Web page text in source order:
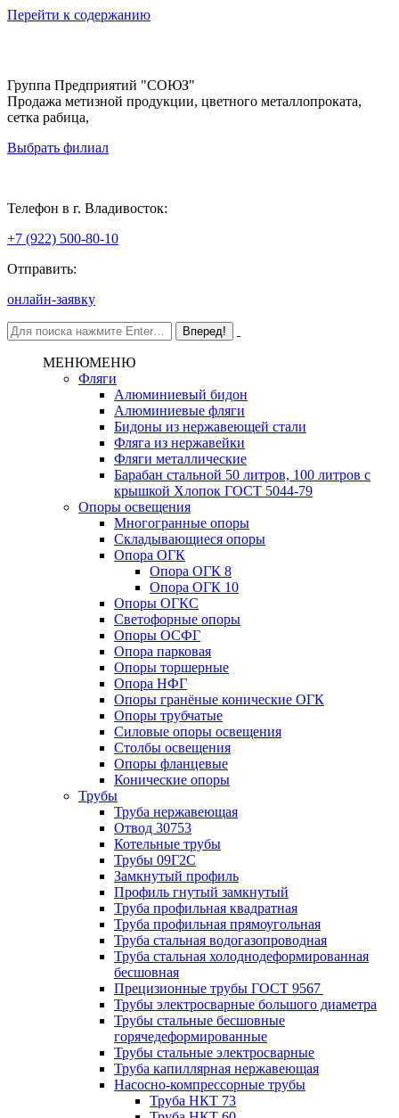
Перейти к содержанию
Группа Предприятий "СОЮЗ"
Продажа метизной продукции, цветного металлопроката,
сетка рабица,
Выбрать филиал
Телефон в г. Владивосток:
+7 (922) 500-80-10
Отправить:
онлайн-заявку
МЕНЮМЕНЮ
Фляги
Алюминиевый бидон
Алюминиевые фляги
Бидоны из нержавеющей стали
Фляга из нержавейки
Фляги металлические
Барабан стальной 50 литров, 100 литров с
крышкой Хлопок ГОСТ 5044-79
Опоры освещения
Многогранные опоры
Складывающиеся опоры
Опора ОГК
Опора ОГК 8
Опора ОГК 10
Опоры ОГКС
Светофорные опоры
Опоры ОСФГ
Опора парковая
Опоры торшерные
Опора НФГ
Опоры гранёные конические ОГК
Опоры трубчатые
Силовые опоры освещения
Столбы освещения
Опоры фланцевые
Конические опоры
Трубы
Труба нержавеющая
Отвод 30753
Котельные трубы
Трубы 09Г2С
Замкнутый профиль
Профиль гнутый замкнутый
Труба профильная квадратная
Труба профильная прямоугольная
Труба стальная водогазопроводная
Труба стальная холоднодеформированная
бесшовная
Прецизионные трубы ГОСТ 9567
Трубы электросварные большого диаметра
Трубы стальные бесшовные
горячедеформированные
Трубы стальные электросварные
Труба капиллярная нержавеющая
Насосно-компрессорные трубы
Труба НКТ 73